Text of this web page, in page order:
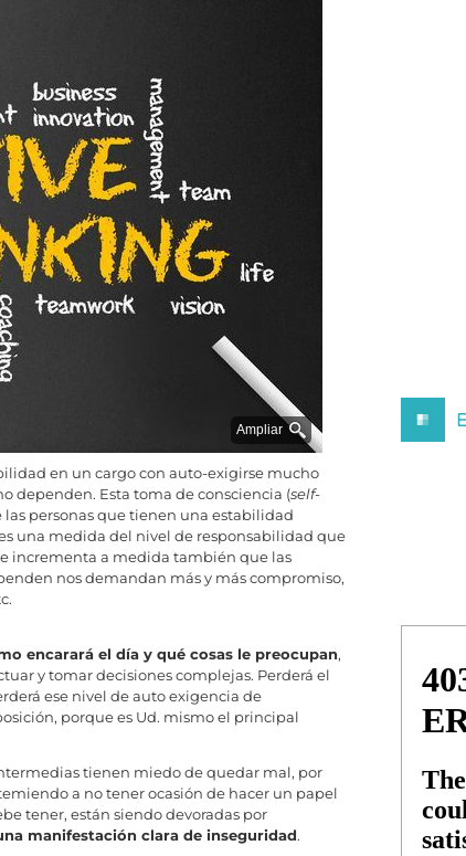
Ampliar
en un cargo con auto-exigirse mucho
dependen. Esta toma de consciencia (self-
las personas que tienen una estabilidad
una medida del nivel de responsabilidad que
incrementa a medida también que las
nos demandan más y más compromiso,
encarará el día y qué cosas le preocupan,
y tomar decisiones complejas. Perderá el
ese nivel de auto exigencia de
porque es Ud. mismo el principal
tienen miedo de quedar mal, por
a no tener ocasión de hacer un papel
tener, están siendo devoradas por
manifestación clara de inseguridad.